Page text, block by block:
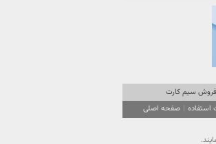
سیم کارت
استفاده | صفحه اصلی